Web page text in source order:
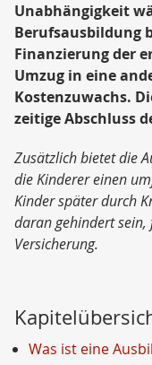
Unabhängigkeit
Berufsausbildung
Finanzierung der
Umzug in eine
Kostenzuwachs.
zeitige Abschluss
Zusätzlich bietet die
die Kinderer einen
Kinder später durch
daran gehindert sein,
Versicherung.
Was ist eine